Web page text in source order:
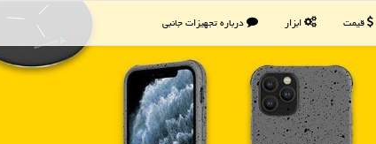
قیمت ابزار درباره تجهیزات جانبی